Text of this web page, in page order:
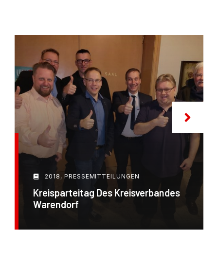
2018 , PRESSEMITTEILUNGEN
Kreisparteitag Des Kreisverbandes
Warendorf